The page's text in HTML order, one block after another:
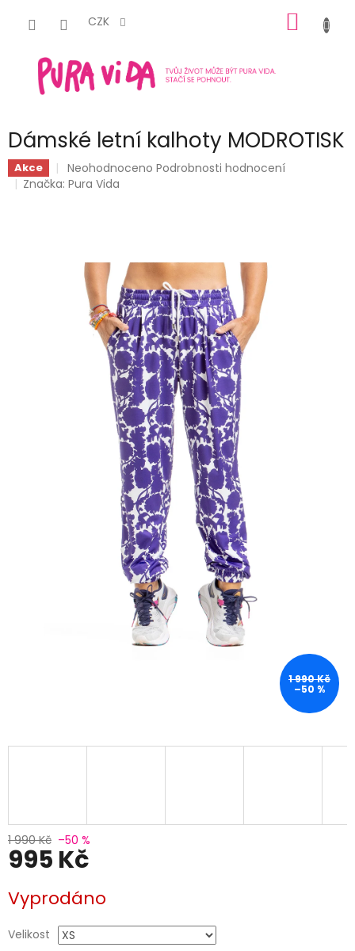
CZK
KOŠÍK
Dámské letní kalhoty MODROTISK
Akce
Průměrné
hodnocení
hvězdiček.
Neohodnoceno Podrobnosti hodnocení
Značka:Pura Vida
1 990 Kč
–50 %
1 990 Kč –50 %
995 Kč
cena:
Vyprodáno
Velikost